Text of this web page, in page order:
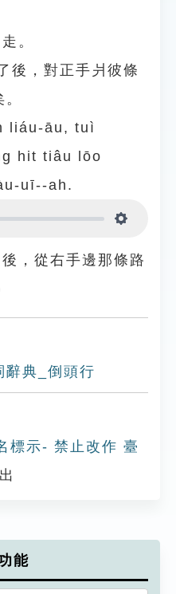
。
後，對正手爿彼條
liáu-āu, tuì
hit tiâu lōo
uī--ah.
，從右手邊那條路
辭典_倒頭行
標示- 禁止改作 臺
能